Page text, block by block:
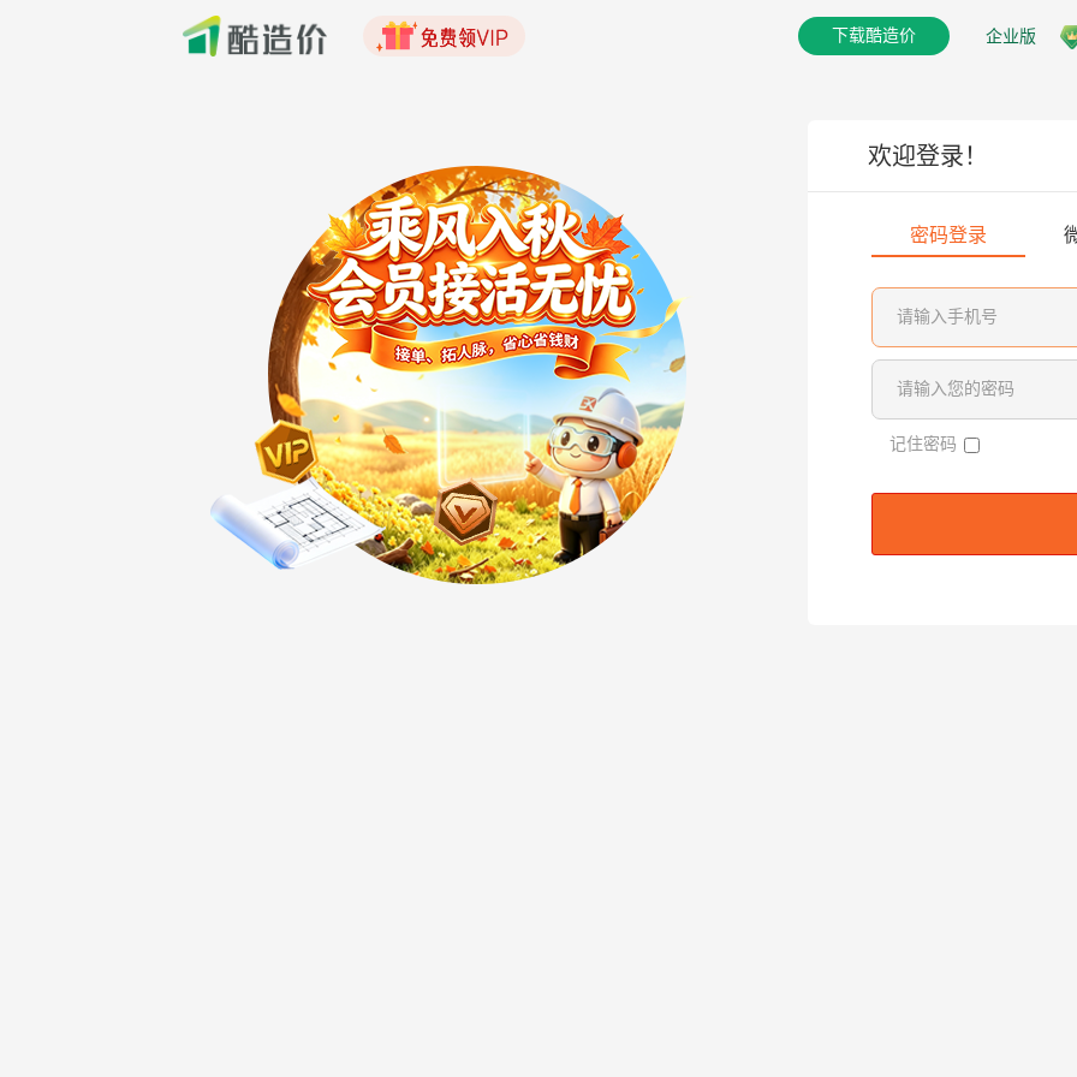
下载酷造价 企业版
欢迎登录！
密码登录
记住密码